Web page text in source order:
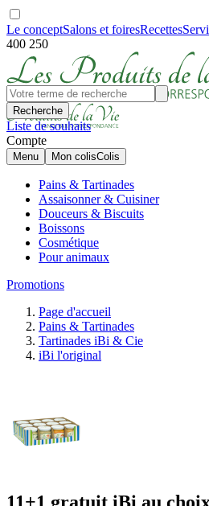
Le conceptSalons et foiresRecettes
400 250
Recherche
Liste de souhaits
Compte
Menu Mon colisColis
Pains & Tartinades
Assaisonner & Cuisiner
Douceurs & Biscuits
Boissons
Cosmétique
Pour animaux
Promotions
Page d'accueil
Pains & Tartinades
Tartinades iBi & Cie
iBi l'original